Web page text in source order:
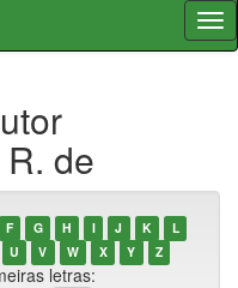
de
F G H I J K
L
U V W X Y Z
letras: